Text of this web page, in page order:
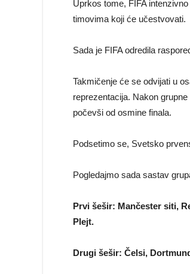
Uprkos tome, FIFA
timovima koji će učestvovati.
Sada je FIFA odredila
Takmičenje će se odvijati u
reprezentacija. Nakon
počevši od osmine finala.
Podsetimo se, Svetsko
Pogledajmo sada sastav
Prvi šešir: Mančester siti,
Plejt.
Drugi šešir: Čelsi,